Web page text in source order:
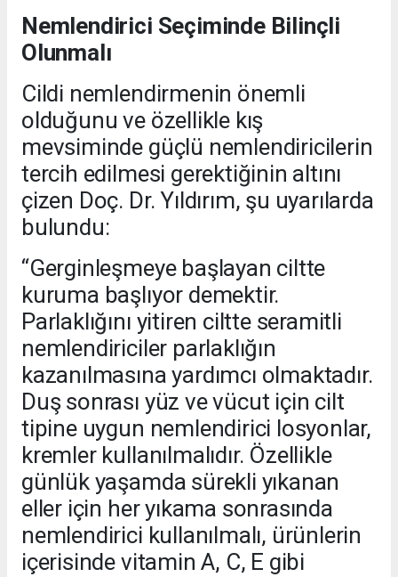
Nemlendirici Seçiminde Bilinçli
Olunmalı
Cildi nemlendirmenin önemli
olduğunu ve özellikle kış
mevsiminde güçlü nemlendiricilerin
tercih edilmesi gerektiğinin altını
çizen Doç. Dr. Yıldırım, şu uyarılarda
bulundu:
“Gerginleşmeye başlayan ciltte
kuruma başlıyor demektir.
Parlaklığını yitiren ciltte seramitli
nemlendiriciler parlaklığın
kazanılmasına yardımcı olmaktadır.
Duş sonrası yüz ve vücut için cilt
tipine uygun nemlendirici losyonlar,
kremler kullanılmalıdır. Özellikle
günlük yaşamda sürekli yıkanan
eller için her yıkama sonrasında
nemlendirici kullanılmalı, ürünlerin
içerisinde vitamin A, C, E gibi